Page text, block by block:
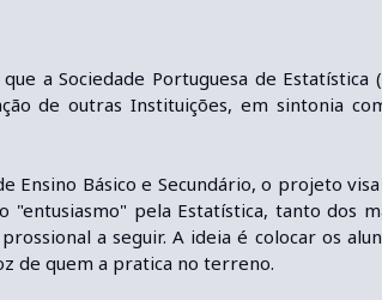
a Sociedade Portuguesa de Estatística
de outras Instituições, em sintonia
Ensino Básico e Secundário, o projeto
pela Estatística, tanto dos
a seguir. A ideia é colocar os
de quem a pratica no terreno.